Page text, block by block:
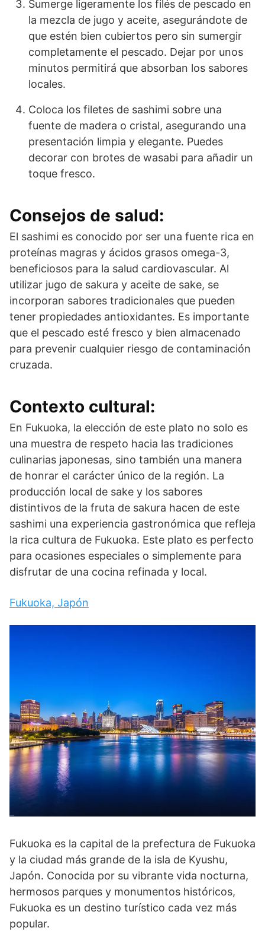
Sumerge ligeramente los filés de pescado en
la mezcla de jugo y aceite, asegurándote de
que estén bien cubiertos pero sin sumergir
completamente el pescado. Dejar por unos
minutos permitirá que absorban los sabores
locales.
Coloca los filetes de sashimi sobre una
fuente de madera o cristal, asegurando una
presentación limpia y elegante. Puedes
decorar con brotes de wasabi para añadir un
toque fresco.
Consejos de salud:
El sashimi es conocido por ser una fuente rica en
proteínas magras y ácidos grasos omega-3,
beneficiosos para la salud cardiovascular. Al
utilizar jugo de sakura y aceite de sake, se
incorporan sabores tradicionales que pueden
tener propiedades antioxidantes. Es importante
que el pescado esté fresco y bien almacenado
para prevenir cualquier riesgo de contaminación
cruzada.
Contexto cultural:
En Fukuoka, la elección de este plato no solo es
una muestra de respeto hacia las tradiciones
culinarias japonesas, sino también una manera
de honrar el carácter único de la región. La
producción local de sake y los sabores
distintivos de la fruta de sakura hacen de este
sashimi una experiencia gastronómica que refleja
la rica cultura de Fukuoka. Este plato es perfecto
para ocasiones especiales o simplemente para
disfrutar de una cocina refinada y local.
Fukuoka, Japón
Fukuoka es la capital de la prefectura de Fukuoka
y la ciudad más grande de la isla de Kyushu,
Japón. Conocida por su vibrante vida nocturna,
hermosos parques y monumentos históricos,
Fukuoka es un destino turístico cada vez más
popular.